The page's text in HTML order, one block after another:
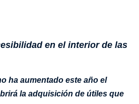
en el interior de las
ha aumentado este año el
la adquisición de útiles que